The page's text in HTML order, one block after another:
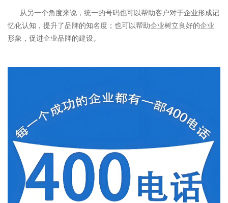
从另一个角度来说，统一的号码也可以帮助客户对于企业形成记
忆化认知，提升了品牌的知名度；也可以帮助企业树立良好的企业
形象，促进企业品牌的建设。